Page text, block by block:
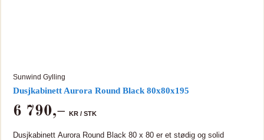
Sunwind Gylling
Dusjkabinett Aurora Round Black 80x80x195
6 790,– KR / STK
Dusjkabinett Aurora Round Black 80 x 80 er et stødig og solid